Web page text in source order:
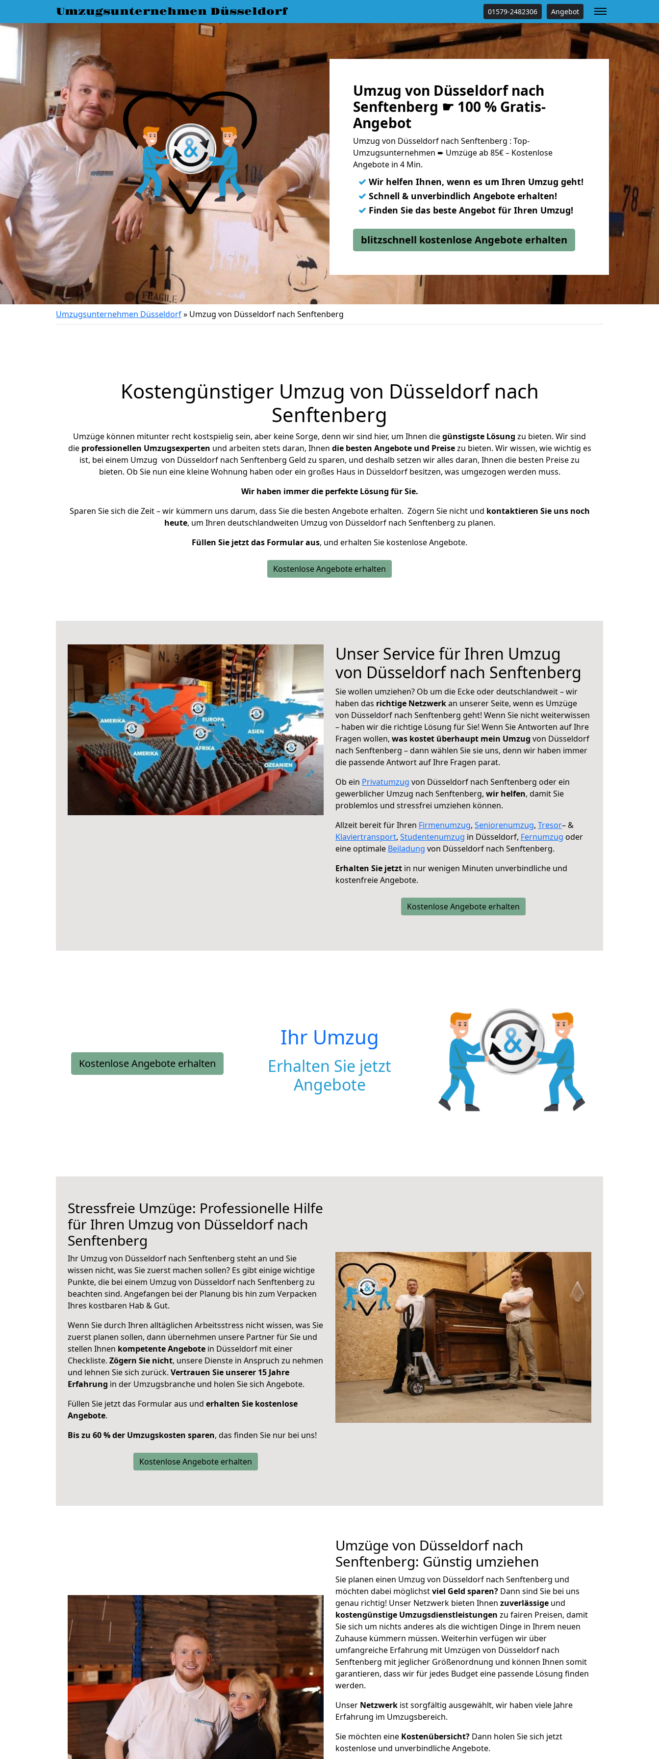
Umzugsunternehmen Düsseldorf 01579-2482306 Angebot
Umzug von Düsseldorf nach
Senftenberg ☛ 100 % Gratis-
Angebot
Umzug von Düsseldorf nach Senftenberg : Top-
Umzugsunternehmen ➨ Umzüge ab 85€ – Kostenlose
Angebote in 4 Min.
✓ Wir helfen Ihnen, wenn es um Ihren Umzug geht!
✓ Schnell & unverbindlich Angebote erhalten!
✓ Finden Sie das beste Angebot für Ihren Umzug!
blitzschnell kostenlose Angebote erhalten
Umzugsunternehmen Düsseldorf» Umzug von Düsseldorf nach Senftenberg
Kostengünstiger Umzug von Düsseldorf nach
Senftenberg
Umzüge können mitunter recht kostspielig sein, aber keine Sorge, denn wir sind hier, um Ihnen diegünstigste Lösung zu bieten. Wir sind
die professionellen Umzugsexperten und arbeiten stets daran, Ihnen die besten Angebote und Preisezu bieten. Wir wissen, wie wichtig es
ist, bei einem Umzug von Düsseldorf nach Senftenberg Geld zu sparen, und deshalb setzen wir alles daran, Ihnen die besten Preise zu
bieten. Ob Sie nun eine kleine Wohnung haben oder ein großes Haus in Düsseldorf besitzen, was umgezogen werden muss.
Wir haben immer die perfekte Lösung für Sie.
Sparen Sie sich die Zeit – wir kümmern uns darum, dass Sie die besten Angebote erhalten. Zögern Sie nicht und kontaktieren Sie uns noch
heute, um Ihren deutschlandweiten Umzug von Düsseldorf nach Senftenberg zu planen.
Füllen Sie jetzt das Formular aus, und erhalten Sie kostenlose Angebote.
Kostenlose Angebote erhalten
Unser Service für Ihren Umzug
von Düsseldorf nach Senftenberg
Sie wollen umziehen? Ob um die Ecke oder deutschlandweit – wir
haben das richtige Netzwerkan unserer Seite, wenn es Umzüge
von Düsseldorf nach Senftenberg geht! Wenn Sie nicht weiterwissen
– haben wir die richtige Lösung für Sie! Wenn Sie Antworten auf Ihre
Fragen wollen, was kostet überhaupt mein Umzug von Düsseldorf
nach Senftenberg – dann wählen Sie sie uns, denn wir haben immer
die passende Antwort auf Ihre Fragen parat.
Ob ein Privatumzug von Düsseldorf nach Senftenberg oder ein
gewerblicher Umzug nach Senftenberg, wir helfen, damit Sie
problemlos und stressfrei umziehen können.
Allzeit bereit für Ihren Firmenumzug, Seniorenumzug, Tresor– &
Klaviertransport, Studentenumzug in Düsseldorf, Fernumzug oder
eine optimale Beiladung von Düsseldorf nach Senftenberg.
Erhalten Sie jetzt in nur wenigen Minuten unverbindliche und
kostenfreie Angebote.
Kostenlose Angebote erhalten
Kostenlose Angebote erhalten
Ihr Umzug
Erhalten Sie jetzt
Angebote
Stressfreie Umzüge: Professionelle Hilfe
für Ihren Umzug von Düsseldorf nach
Senftenberg
Ihr Umzug von Düsseldorf nach Senftenberg steht an und Sie
wissen nicht, was Sie zuerst machen sollen? Es gibt einige wichtige
Punkte, die bei einem Umzug von Düsseldorf nach Senftenberg zu
beachten sind. Angefangen bei der Planung bis hin zum Verpacken
Ihres kostbaren Hab & Gut.
Wenn Sie durch Ihren alltäglichen Arbeitsstress nicht wissen, was Sie
zuerst planen sollen, dann übernehmen unsere Partner für Sie und
stellen Ihnen kompetente Angebote in Düsseldorf mit einer
Checkliste. Zögern Sie nicht, unsere Dienste in Anspruch zu nehmen
und lehnen Sie sich zurück. Vertrauen Sie unserer 15 Jahre
Erfahrung in der Umzugsbranche und holen Sie sich Angebote.
Füllen Sie jetzt das Formular aus und erhalten Sie kostenlose
Angebote.
Bis zu 60 % der Umzugskosten sparen, das finden Sie nur bei uns!
Kostenlose Angebote erhalten
Umzüge von Düsseldorf nach
Senftenberg: Günstig umziehen
Sie planen einen Umzug von Düsseldorf nach Senftenberg und
möchten dabei möglichstviel Geld sparen? Dann sind Sie bei uns
genau richtig! Unser Netzwerk bieten Ihnen zuverlässige und
kostengünstige Umzugsdienstleistungen zu fairen Preisen, damit
Sie sich um nichts anderes als die wichtigen Dinge in Ihrem neuen
Zuhause kümmern müssen. Weiterhin verfügen wir über
umfangreiche Erfahrung mit Umzügen von Düsseldorf nach
Senftenberg mit jeglicher Größenordnung und können Ihnen somit
garantieren, dass wir für jedes Budget eine passende Lösung finden
werden.
Unser Netzwerk ist sorgfältig ausgewählt, wir haben viele Jahre
Erfahrung im Umzugsbereich.
Sie möchten eine Kostenübersicht? Dann holen Sie sich jetzt
kostenlose und unverbindliche Angebote.